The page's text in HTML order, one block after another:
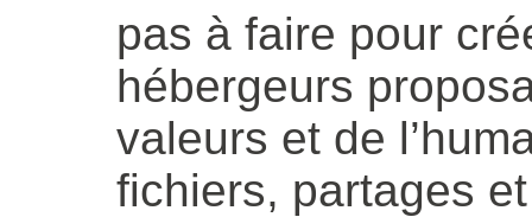
pas à faire pour
hébergeurs
valeurs et de
fichiers, partages